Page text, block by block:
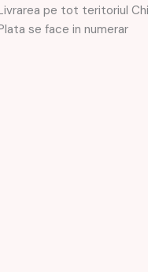
pe tot teritoriul
se face in numerar